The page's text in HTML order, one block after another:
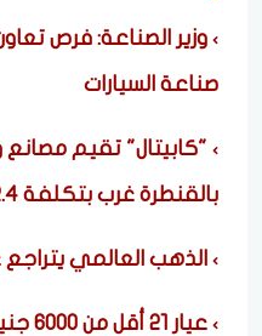
وزير الصناعة: فرص
صناعة السيارات
"كابيتال" تقيم مصانع
بالقنطرة غرب بتكلفة 2.4 مليار جنيه
الذهب العالمي
عيار